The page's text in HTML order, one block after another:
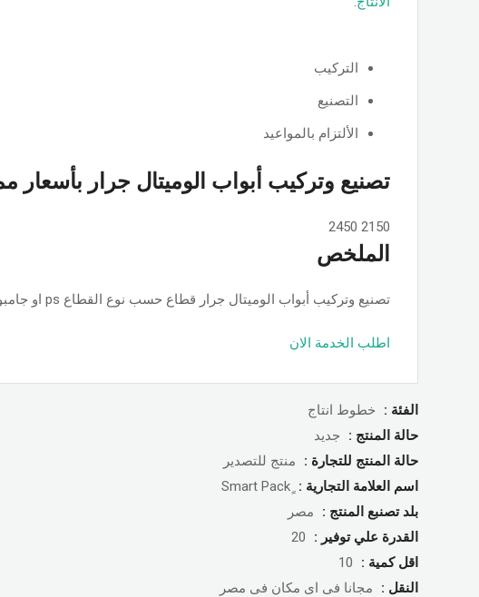
التركيب
التصنيع
الألتزام بالمواعيد
تصنيع وتركيب أبواب الوميتال جرار بأسعار
2150
2450
الملخص
تصنيع وتركيب أبواب الوميتال جرار قطاع حسب نوع القطاع ps او جامبو او تانجو وجميع الألوان والمساحات, حسب الطلب بأسعار ممتازة.
اطلب الخدمة الان
الفئة :
خطوط انتاج
حالة المنتج :
جديد
حالة المنتج للتجارة :
منتج للتصدير
اسم العلامة التجارية :
بلد تصنبع المنتج :
مصر
القدرة علي توفير :
20
اقل كمية :
10
النقل :
مجانا فى اى مكان فى مصر